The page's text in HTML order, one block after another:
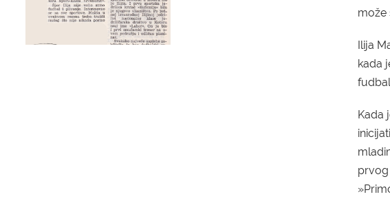
može
Ilija
kada
Kada